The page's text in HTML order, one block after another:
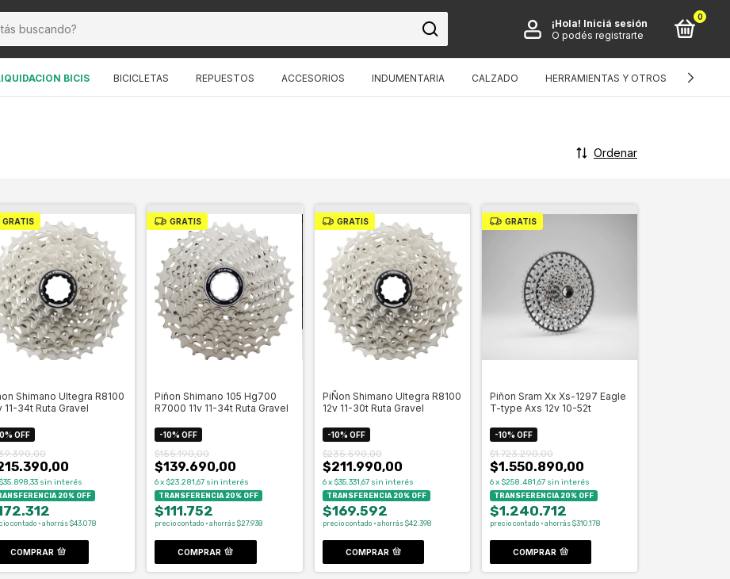
¡Hola! Iniciá sesión
O podés registrarte
0
BICIS BICICLETAS REPUESTOS ACCESORIOS INDUMENTARIA CALZADO HERRAMIENTAS Y OTROS
Ordenar
GRATIS
Shimano Ultegra R8100
11-34t Ruta Gravel
% OFF
$35.898,33 sin interés
20% OFF
contado · ahorrás $43.078
COMPRAR
GRATIS
Piñon Shimano 105 Hg700
R7000 11v 11-34t Ruta Gravel
-10%OFF
$139.690,00
$155.190,00
6x $23.281,67 sin interés
TRANSFERENCIA 20% OFF
$111.752
precio contado · ahorrás $27.938
COMPRAR
GRATIS
PiÑon Shimano Ultegra R8100
12v 11-30t Ruta Gravel
-10% OFF
$211.990,00
$235.590,00
6 x $35.331,67 sin interés
TRANSFERENCIA 20% OFF
$169.592
precio contado · ahorrás $42.398
COMPRAR
GRATIS
Piñon Sram Xx Xs-1297 Eagle
T-type Axs 12v 10-52t
-10% OFF
$1.550.890,00
$1.723.290,00
6x $258.481,67 sin interés
TRANSFERENCIA 20% OFF
$1.240.712
precio contado · ahorrás $310.178
COMPRAR